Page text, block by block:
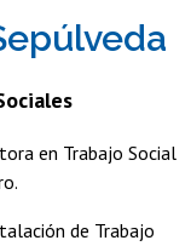
en Trabajo Social
de Trabajo